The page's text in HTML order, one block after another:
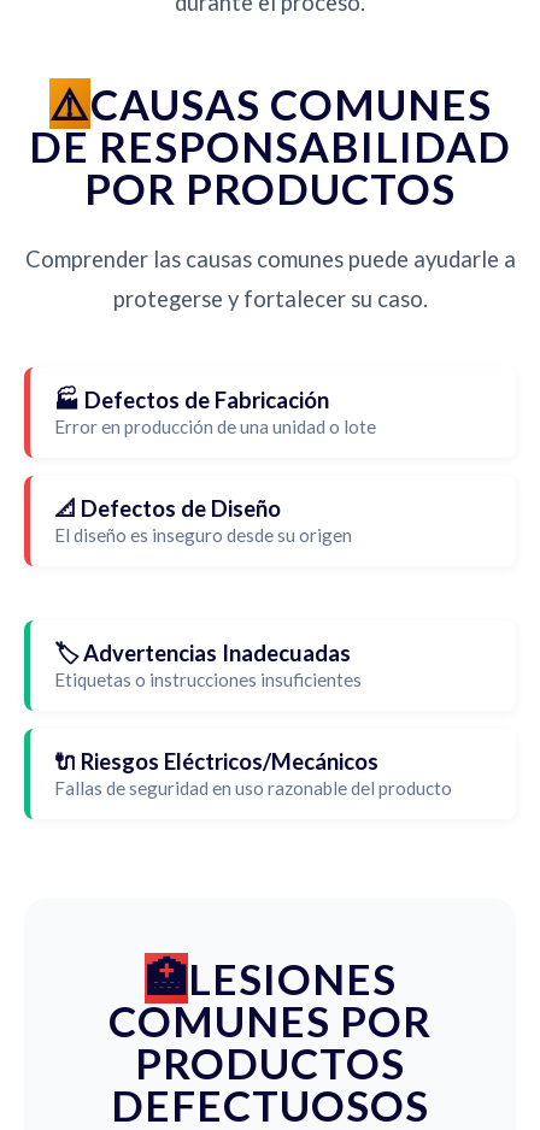
CAUSAS COMUNES
DE RESPONSABILIDAD
POR PRODUCTOS
Comprender las causas comunes puede ayudarle a
protegerse y fortalecer su caso.
🏭 Defectos de Fabricación
Error en producción de una unidad o lote
📐 Defectos de Diseño
El diseño es inseguro desde su origen
🏷️ Advertencias Inadecuadas
Etiquetas o instrucciones insuficientes
🔌 Riesgos Eléctricos/Mecánicos
Fallas de seguridad en uso razonable del producto
LESIONES
COMUNES POR
PRODUCTOS
DEFECTUOSOS